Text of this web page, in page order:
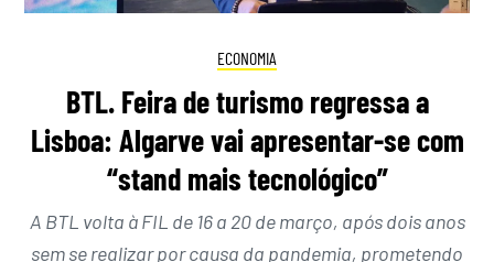
ECONOMIA
BTL. Feira de turismo regressa a
Lisboa: Algarve vai apresentar-se com
“stand mais tecnológico”
A BTL volta à FIL de 16 a 20 de março, após dois anos
sem se realizar por causa da pandemia, prometendo